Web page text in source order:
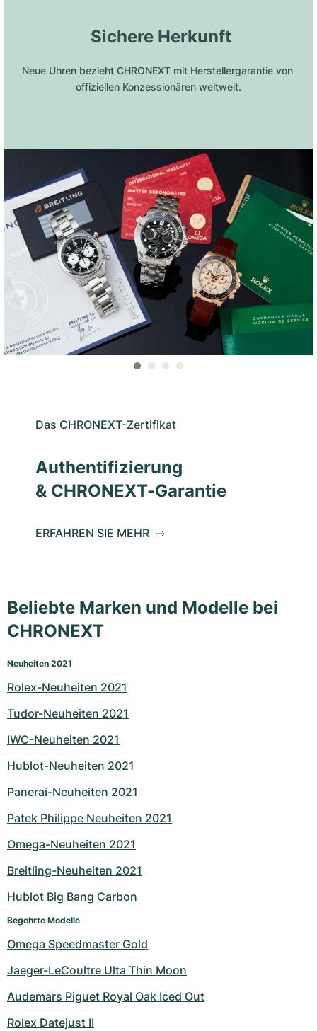
Sichere Herkunft
Neue Uhren bezieht CHRONEXT mit Herstellergarantie von
offiziellen Konzessionären weltweit.
Das CHRONEXT-Zertifikat
Authentifizierung
& CHRONEXT-Garantie
ERFAHREN SIE MEHR
Beliebte Marken und Modelle bei
CHRONEXT
Neuheiten 2021
Rolex-Neuheiten 2021
Tudor-Neuheiten 2021
IWC-Neuheiten 2021
Hublot-Neuheiten 2021
Panerai-Neuheiten 2021
Patek Philippe Neuheiten 2021
Omega-Neuheiten 2021
Breitling-Neuheiten 2021
Hublot Big Bang Carbon
Begehrte Modelle
Omega Speedmaster Gold
Jaeger-LeCoultre Ulta Thin Moon
Audemars Piguet Royal Oak Iced Out
Rolex Datejust II